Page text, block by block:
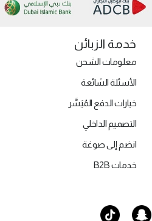
خدمة الزبائن
معلومات الشحن
الأسئلة الشائعة
خيارات الدفع المُيَسَّر
التصميم الداخلي
انضم إلى صوغة
خدمات B2B